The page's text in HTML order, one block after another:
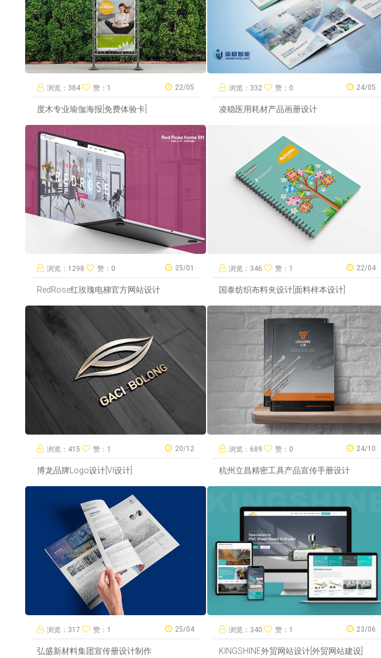
浏览：384 赞：1 22/05
度木专业瑜伽海报[免费体验卡]
浏览：332 赞：0 24/05
凌稳医用耗材产品画册设计
浏览：1298 赞：0 25/01
RedRose红玫瑰电梯官方网站设计
浏览：346 赞：1 22/04
国泰纺织布料夹设计[面料样本设计]
浏览：415 赞：1 20/12
博龙品牌Logo设计[VI设计]
浏览：689 赞：0 24/10
杭州立昌精密工具产品宣传手册设计
浏览：317 赞：1 25/04
弘盛新材料集团宣传册设计制作
浏览：340 赞：1 23/06
KINGSHINE外贸网站设计[外贸网站建设]